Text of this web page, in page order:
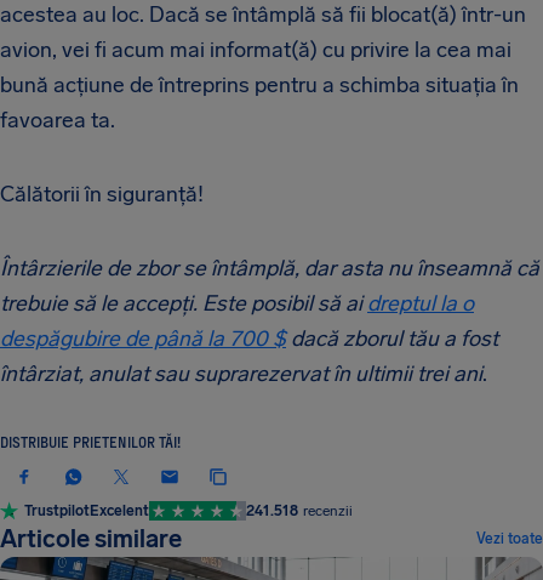
acestea au loc. Dacă se întâmplă să fii blocat(ă) într-un
avion, vei fi acum mai informat(ă) cu privire la cea mai
bună acțiune de întreprins pentru a schimba situația în
favoarea ta.
Călătorii în siguranță!
Întârzierile de zbor se întâmplă, dar asta nu înseamnă că
trebuie să le accepți. Este posibil să aidreptul la o
despăgubire de până la 700 $dacă zborul tău a fost
întârziat, anulat sau suprarezervat în ultimii trei ani.
DISTRIBUIE PRIETENILOR TĂI!
TrustpilotExcelent 241.518 recenzii
Articole similare Vezi toate